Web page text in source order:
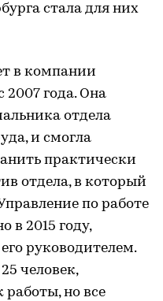
стала для них
в компании
2007 года. Она
отдела
и смогла
практически
отдела, в который
по работе
в 2015 году,
руководителем.
человек,
но все